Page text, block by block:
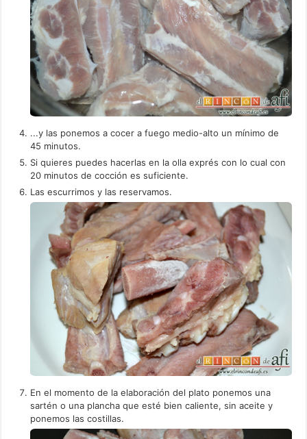
...y las ponemos a cocer a fuego medio-alto un mínimo de
45 minutos.
Si quieres puedes hacerlas en la olla exprés con lo cual con
20 minutos de cocción es suficiente.
Las escurrimos y las reservamos.
En el momento de la elaboración del plato ponemos una
sartén o una plancha que esté bien caliente, sin aceite y
ponemos las costillas.